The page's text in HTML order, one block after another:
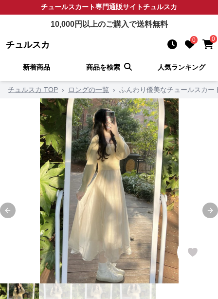
チュールスカート専門通販サイトチュルスカ
10,000円以上のご購入で送料無料
チュルスカ 0 0
新着商品 商品を検索 人気ランキング
チュルスカ TOP › ロングの一覧 › ふんわり優美なチュールスカー
Previous slide